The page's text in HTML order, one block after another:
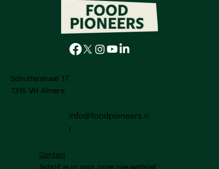
Contact
Schrijf je in voor onze nieuwsbrief
info@foodpioneers.n
l
Schutterstraat 17
1315 VH Almere